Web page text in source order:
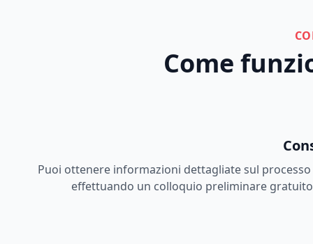
Come
Puoi ottenere informazioni dettagliate sul
effettuando un colloquio preliminare